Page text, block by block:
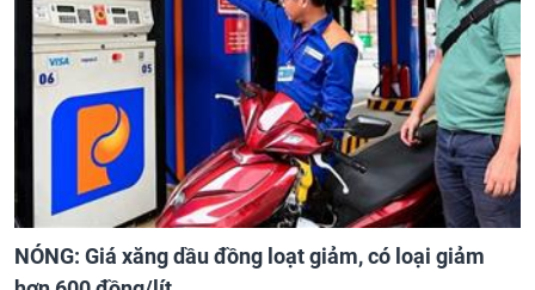
NÓNG: Giá xăng dầu đồng loạt giảm, có loại giảm